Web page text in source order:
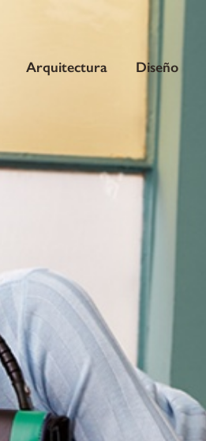
Arquitectura Diseño